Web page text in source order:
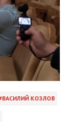
ВАСИЛИЙ КОЗЛОВ